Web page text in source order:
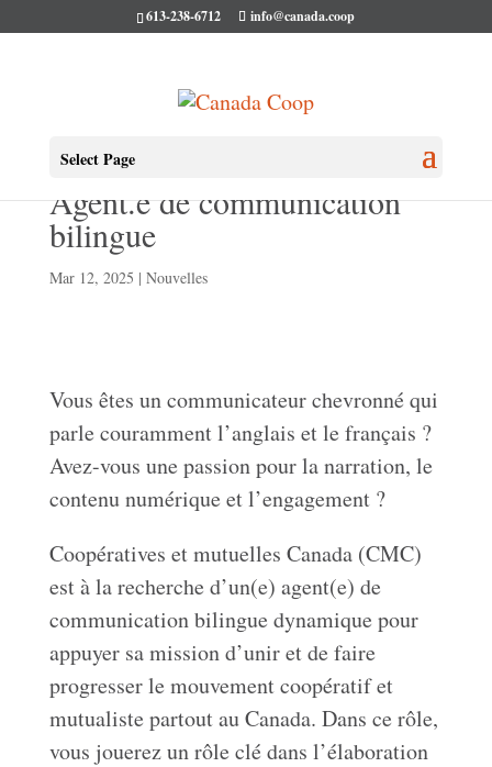
613-238-6712 info@canada.coop
Select Page
NOUS EMBAUCHONS!
Agent.e de communication
bilingue
Mar 12, 2025 | Nouvelles
Vous êtes un communicateur chevronné qui
parle couramment l’anglais et le français ?
Avez-vous une passion pour la narration, le
contenu numérique et l’engagement ?
Coopératives et mutuelles Canada (CMC)
est à la recherche d’un(e) agent(e) de
communication bilingue dynamique pour
appuyer sa mission d’unir et de faire
progresser le mouvement coopératif et
mutualiste partout au Canada. Dans ce rôle,
vous jouerez un rôle clé dans l’élaboration